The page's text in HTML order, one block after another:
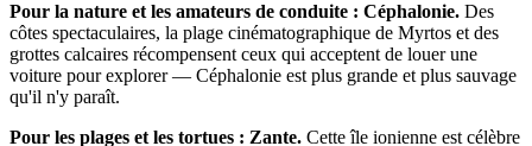
Pour la nature et les amateurs de conduite : Céphalonie. Des
côtes spectaculaires, la plage cinématographique de Myrtos et des
grottes calcaires récompensent ceux qui acceptent de louer une
voiture pour explorer — Céphalonie est plus grande et plus sauvage
qu'il n'y paraît.
Pour les plages et les tortues : Zante. Cette île ionienne est célèbre